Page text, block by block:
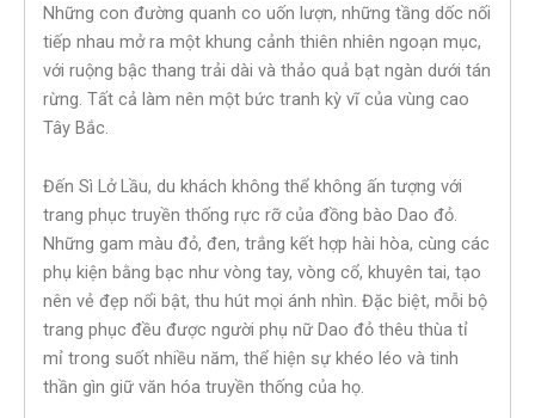
Những con đường quanh co uốn lượn, những tầng dốc nối
tiếp nhau mở ra một khung cảnh thiên nhiên ngoạn mục,
với ruộng bậc thang trải dài và thảo quả bạt ngàn dưới tán
rừng. Tất cả làm nên một bức tranh kỳ vĩ của vùng cao
Tây Bắc.
Đến Sì Lở Lầu, du khách không thể không ấn tượng với
trang phục truyền thống rực rỡ của đồng bào Dao đỏ.
Những gam màu đỏ, đen, trắng kết hợp hài hòa, cùng các
phụ kiện bằng bạc như vòng tay, vòng cổ, khuyên tai, tạo
nên vẻ đẹp nổi bật, thu hút mọi ánh nhìn. Đặc biệt, mỗi bộ
trang phục đều được người phụ nữ Dao đỏ thêu thùa tỉ
mỉ trong suốt nhiều năm, thể hiện sự khéo léo và tinh
thần gìn giữ văn hóa truyền thống của họ.